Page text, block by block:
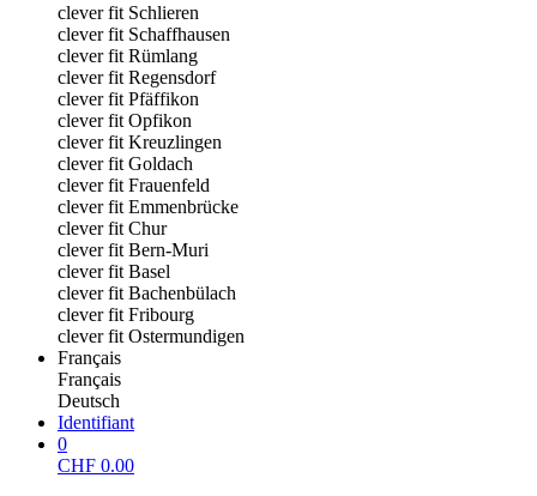
clever fit Schlieren
clever fit Schaffhausen
clever fit Rümlang
clever fit Regensdorf
clever fit Pfäffikon
clever fit Opfikon
clever fit Kreuzlingen
clever fit Goldach
clever fit Frauenfeld
clever fit Emmenbrücke
clever fit Chur
clever fit Bern-Muri
clever fit Basel
clever fit Bachenbülach
clever fit Fribourg
clever fit Ostermundigen
Français
Français
Deutsch
Identifiant
0
CHF 0.00